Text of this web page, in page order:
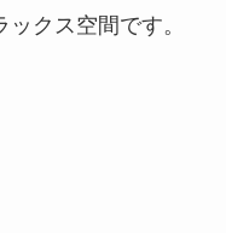
クス空間です。